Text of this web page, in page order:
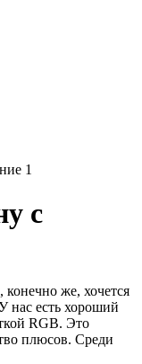
1
с
же, хочется
нас есть хороший
RGB. Это
плюсов. Среди